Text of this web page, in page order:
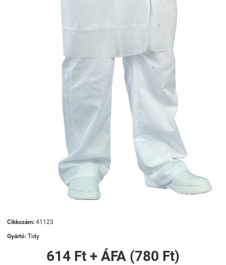
Cikkszám: 41123
Gyártó: Tidy
614 Ft + ÁFA (780 Ft)